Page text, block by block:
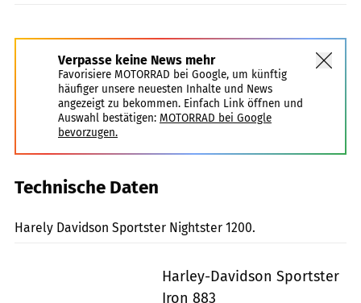
Verpasse keine News mehr
Favorisiere MOTORRAD bei Google, um künftig
häufiger unsere neuesten Inhalte und News
angezeigt zu bekommen. Einfach Link öffnen und
Auswahl bestätigen: MOTORRAD bei Google
bevorzugen.
Technische Daten
Harely Davidson Sportster Nightster 1200.
Harley-Davidson Sportster
Iron 883